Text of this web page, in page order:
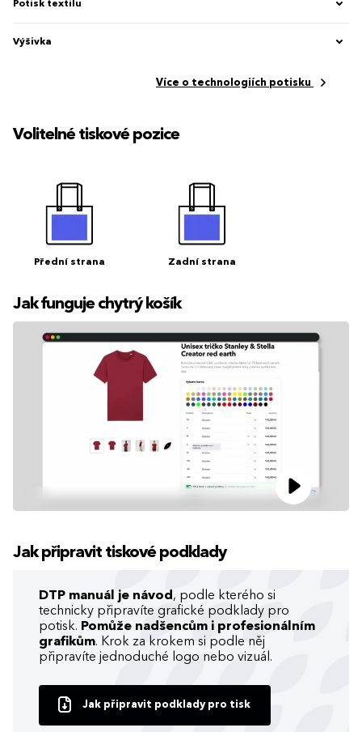
Potisk textilu
Výšivka
Více o technologiích potisku
Volitelné tiskové pozice
Přední strana Zadní strana
Jak funguje chytrý košík
Jak připravit tiskové podklady
DTP manuál je návod , podle kterého si
technicky připravíte grafické podklady pro
potisk. Pomůže nadšencům i profesionálním
grafikům. Krok za krokem si podle něj
připravíte jednoduché logo nebo vizuál.
Jak připravit podklady pro tisk